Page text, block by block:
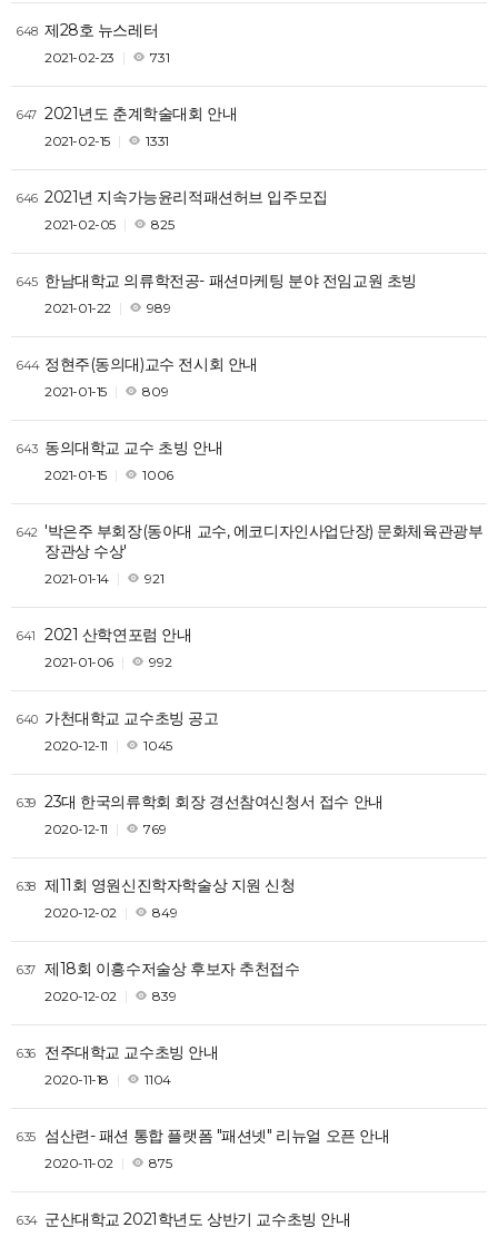
648 제28호 뉴스레터
2021-02-23 731
647 2021년도 춘계학술대회 안내
2021-02-15 1331
646 2021년 지속가능윤리적패션허브 입주모집
2021-02-05 825
645 한남대학교 의류학전공- 패션마케팅 분야 전임교원 초빙
2021-01-22 989
644 정현주(동의대)교수 전시회 안내
2021-01-15 809
643 동의대학교 교수 초빙 안내
2021-01-15 1006
642 '박은주 부회장(동아대 교수, 에코디자인사업단장) 문화체육관광부
장관상 수상'
2021-01-14 921
641 2021 산학연포럼 안내
2021-01-06 992
640 가천대학교 교수초빙 공고
2020-12-11 1045
639 23대 한국의류학회 회장 경선참여신청서 접수 안내
2020-12-11 769
638 제11회 영원신진학자학술상 지원 신청
2020-12-02 849
637 제18회 이흥수저술상 후보자 추천접수
2020-12-02 839
636 전주대학교 교수초빙 안내
2020-11-18 1104
635 섬산련- 패션 통합 플랫폼 "패션넷" 리뉴얼 오픈 안내
2020-11-02 875
634 군산대학교 2021학년도 상반기 교수초빙 안내